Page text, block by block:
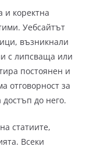
и коректна
Уебсайтът
възникнали
с липсваща или
постоянен и
отговорност за
до него.
статиите,
Всеки